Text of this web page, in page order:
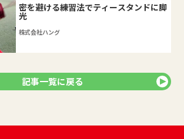
密を避ける練習法でティースタンドに脚
光
株式会社ハング
記事一覧に戻る